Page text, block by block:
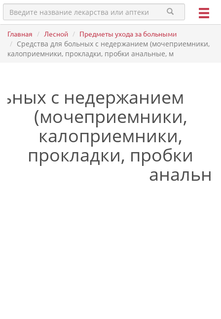
Главная Лесной Предметы ухода за больными
Средства для больных с недержанием (мочеприемники,
калоприемники, прокладки, пробки анальные, м
с недержанием
(мочеприемники,
калоприемники,
прокладки, пробки